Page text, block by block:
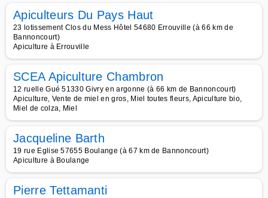
Apiculteurs Du Pays Haut
23 lotissement Clos du Mess Hôtel 54680 Errouville (à 66 km de
Bannoncourt)
Apiculture à Errouville
SCEA Apiculture Chambron
12 ruelle Gué 51330 Givry en argonne (à 66 km de Bannoncourt)
Apiculture, Vente de miel en gros, Miel toutes fleurs, Apiculture bio,
Miel de colza, Miel
Jacqueline Barth
19 rue Eglise 57655 Boulange (à 67 km de Bannoncourt)
Apiculture à Boulange
Pierre Tettamanti